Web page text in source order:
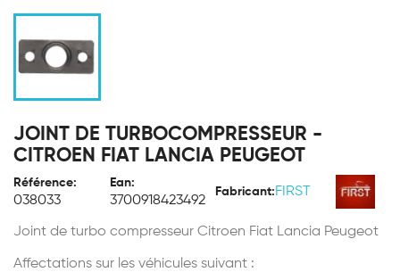
JOINT DE TURBOCOMPRESSEUR -
CITROEN FIAT LANCIA PEUGEOT
Référence:
038033
Ean:
3700918423492
Fabricant: FIRST
Joint de turbo compresseur Citroen Fiat Lancia Peugeot
Affectations sur les véhicules suivant :